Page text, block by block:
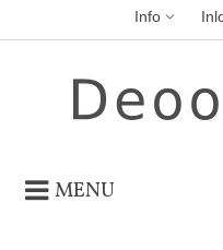
Info
MENU